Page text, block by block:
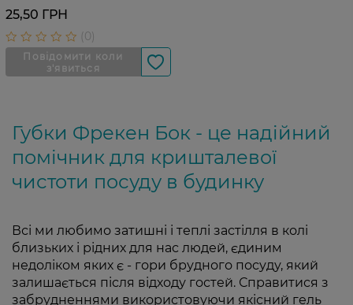
25,50 ГРН
Губки Фрекен Бок - це надійний
помічник для кришталевої
чистоти посуду в будинку
Всі ми любимо затишні і теплі застілля в колі
близьких і рідних для нас людей, єдиним
недоліком яких є - гори брудного посуду, який
залишається після відходу гостей. Справитися з
забрудненнями використовуючи якісний гель